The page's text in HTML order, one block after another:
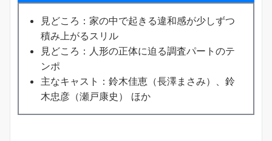
見どころ：家の中で起きる違和感が少しずつ
積み上がるスリル
見どころ：人形の正体に迫る調査パートのテ
ンポ
主なキャスト：鈴木佳恵（長澤まさみ）、鈴
木忠彦（瀬戸康史） ほか